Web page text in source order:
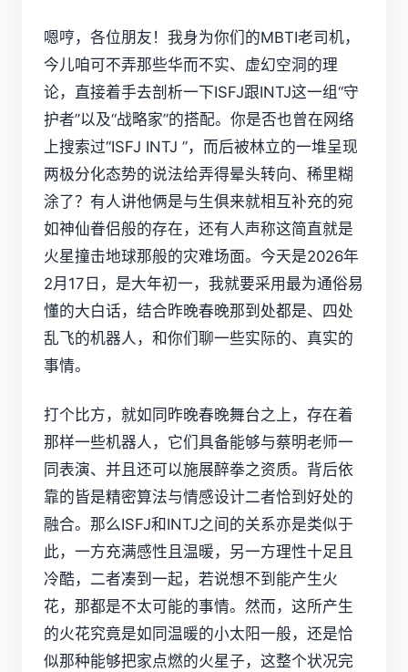
嗯哼，各位朋友！我身为你们的MBTI老司机，
今儿咱可不弄那些华而不实、虚幻空洞的理
论，直接着手去剖析一下ISFJ跟INTJ这一组“守
护者”以及“战略家”的搭配。你是否也曾在网络
上搜索过“ISFJ INTJ ”，而后被林立的一堆呈现
两极分化态势的说法给弄得晕头转向、稀里糊
涂了？有人讲他俩是与生俱来就相互补充的宛
如神仙眷侣般的存在，还有人声称这简直就是
火星撞击地球那般的灾难场面。今天是2026年
2月17日，是大年初一，我就要采用最为通俗易
懂的大白话，结合昨晚春晚那到处都是、四处
乱飞的机器人，和你们聊一些实际的、真实的
事情。
打个比方，就如同昨晚春晚舞台之上，存在着
那样一些机器人，它们具备能够与蔡明老师一
同表演、并且还可以施展醉拳之资质。背后依
靠的皆是精密算法与情感设计二者恰到好处的
融合。那么ISFJ和INTJ之间的关系亦是类似于
此，一方充满感性且温暖，另一方理性十足且
冷酷，二者凑到一起，若说想不到能产生火
花，那都是不太可能的事情。然而，这所产生
的火花究竟是如同温暖的小太阳一般，还是恰
似那种能够把家点燃的火星子，这整个状况完